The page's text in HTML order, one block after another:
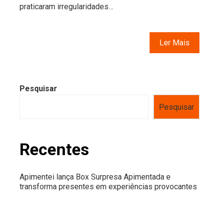
praticaram irregularidades…
Ler Mais
Pesquisar
Pesquisar
Recentes
Apimentei lança Box Surpresa Apimentada e
transforma presentes em experiências provocantes